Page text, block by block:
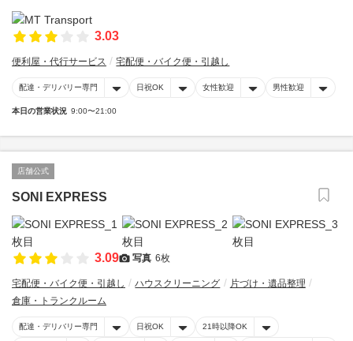
3.03
便利屋・代行サービス 宅配便・バイク便・引越し
配達・デリバリー専門 日祝OK 女性歓迎 男性歓迎
本日の営業状況 9:00〜21:00
店舗公式
SONI EXPRESS
3.09 写真 6枚
宅配便・バイク便・引越し ハウスクリーニング
片づけ・遺品整理
倉庫・トランクルーム
配達・デリバリー専門 日祝OK 21時以降OK